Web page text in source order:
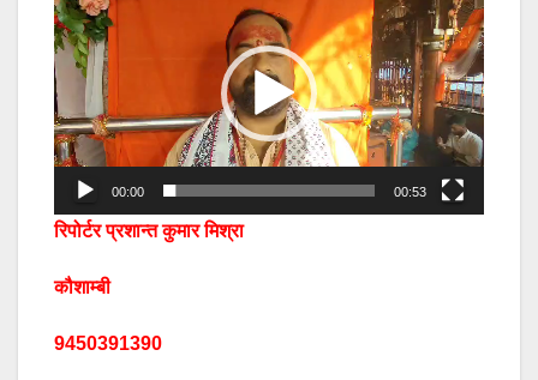
Player
00:00 00:53
रिपोर्टर प्रशान्त कुमार मिश्रा
कौशाम्बी
9450391390